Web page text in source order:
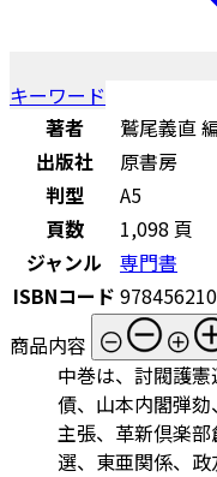
キーワード
著者
鷲尾義直
出版社
原書房
判型
A5
頁数
1,098 頁
ジャンル
専門書
ISBNコード
商品内容
中巻は、討閥護
債、山本内閣弾
主張、革新倶楽
選、東亜関係、